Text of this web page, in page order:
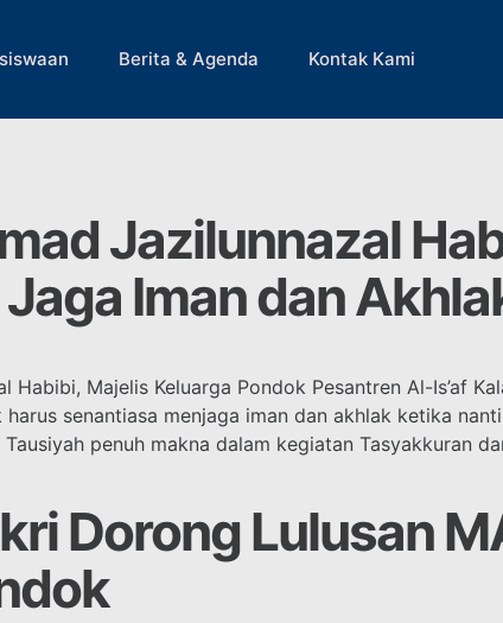
Berita & Agenda Kontak Kami
Jazilunnazal
Iman dan
Habibi, Majelis Keluarga Pondok Pesantren Al-Is’af
senantiasa menjaga iman dan akhlak ketika
penuh makna dalam kegiatan Tasyakkuran
Dorong Lulusan